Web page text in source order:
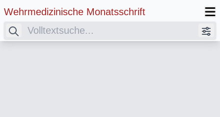
Wehrmedizinische Monatsschrift